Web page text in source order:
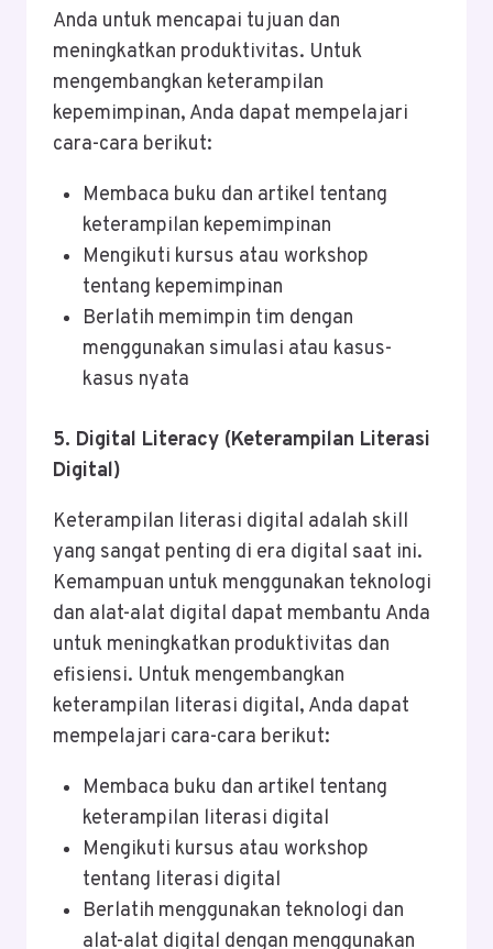
Anda untuk mencapai tujuan dan
meningkatkan produktivitas. Untuk
mengembangkan keterampilan
kepemimpinan, Anda dapat mempelajari
cara-cara berikut:
Membaca buku dan artikel tentang
keterampilan kepemimpinan
Mengikuti kursus atau workshop
tentang kepemimpinan
Berlatih memimpin tim dengan
menggunakan simulasi atau kasus-
kasus nyata
5. Digital Literacy (Keterampilan Literasi
Digital)
Keterampilan literasi digital adalah skill
yang sangat penting di era digital saat ini.
Kemampuan untuk menggunakan teknologi
dan alat-alat digital dapat membantu Anda
untuk meningkatkan produktivitas dan
efisiensi. Untuk mengembangkan
keterampilan literasi digital, Anda dapat
mempelajari cara-cara berikut:
Membaca buku dan artikel tentang
keterampilan literasi digital
Mengikuti kursus atau workshop
tentang literasi digital
Berlatih menggunakan teknologi dan
alat-alat digital dengan menggunakan